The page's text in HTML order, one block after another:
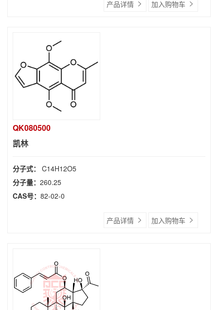
产品详情 加入购物车
QK080500
凯林
分子式： C14H12O5
分子量： 260.25
CAS号： 82-02-0
产品详情 加入购物车